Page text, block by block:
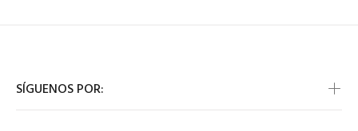
SÍGUENOS POR: